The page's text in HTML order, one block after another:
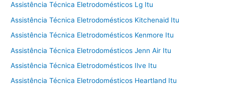
Assistência Técnica Eletrodomésticos Lg Itu
Assistência Técnica Eletrodomésticos Kitchenaid Itu
Assistência Técnica Eletrodomésticos Kenmore Itu
Assistência Técnica Eletrodomésticos Jenn Air Itu
Assistência Técnica Eletrodomésticos Ilve Itu
Assistência Técnica Eletrodomésticos Heartland Itu